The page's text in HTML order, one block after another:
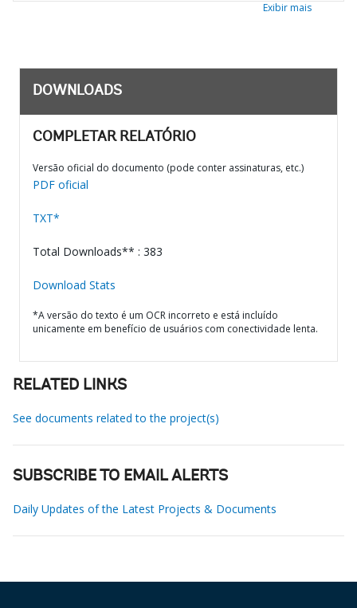
Exibir mais
DOWNLOADS
COMPLETAR RELATÓRIO
Versão oficial do documento (pode conter assinaturas, etc.)
PDF oficial
TXT*
Total Downloads** : 383
Download Stats
*A versão do texto é um OCR incorreto e está incluído
unicamente em benefício de usuários com conectividade lenta.
RELATED LINKS
See documents related to the project(s)
SUBSCRIBE TO EMAIL ALERTS
Daily Updates of the Latest Projects & Documents